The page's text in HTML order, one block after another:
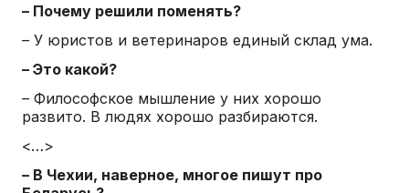
– Почему решили поменять?
– У юристов и ветеринаров единый склад ума.
– Это какой?
– Философское мышление у них хорошо
развито. В людях хорошо разбираются.
<…>
– В Чехии, наверное, многое пишут про